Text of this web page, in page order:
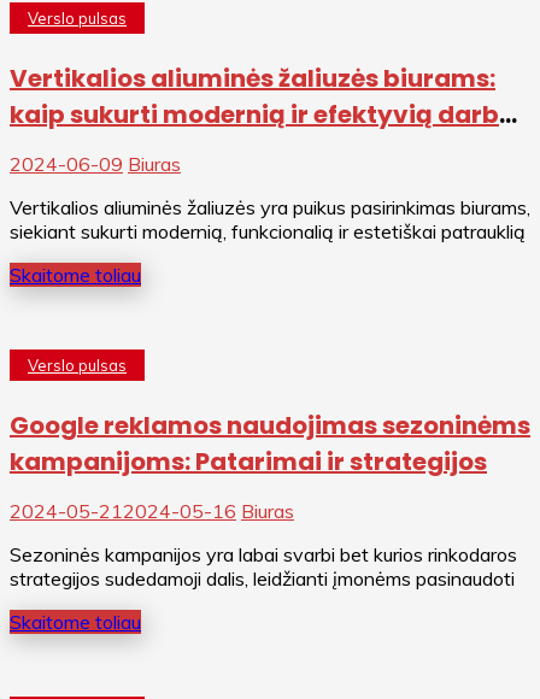
Verslo pulsas
Vertikalios aliuminės žaliuzės biurams:
kaip sukurti modernią ir efektyvią darbo
aplinką?
2024-06-09 Biuras
Vertikalios aliuminės žaliuzės yra puikus pasirinkimas biurams,
siekiant sukurti modernią, funkcionalią ir estetiškai patrauklią
Skaitome toliau
Verslo pulsas
Google reklamos naudojimas sezoninėms
kampanijoms: Patarimai ir strategijos
2024-05-212024-05-16 Biuras
Sezoninės kampanijos yra labai svarbi bet kurios rinkodaros
strategijos sudedamoji dalis, leidžianti įmonėms pasinaudoti
Skaitome toliau